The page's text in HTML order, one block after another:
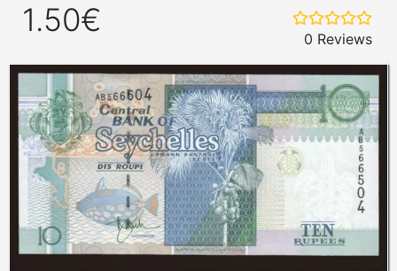
1.50€
0 Reviews